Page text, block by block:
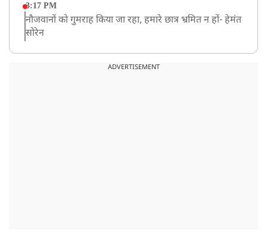
3:17 PM
नौजवानों को गुमराह किया जा रहा, हमारे छात्र भ्रमित न हों- हेमंत
सोरेन
बारामती में निजी ट्रेनिंग विमान दुर्घटनाग्रस्त, किसी के घायल होने
ADVERTISEMENT